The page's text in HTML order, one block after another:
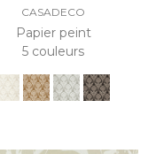
CASADECO
Papier peint
5 couleurs